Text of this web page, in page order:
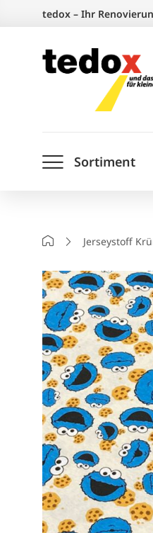
springen
tedox – Ihr
Sortiment
StartseiteJerseystoff